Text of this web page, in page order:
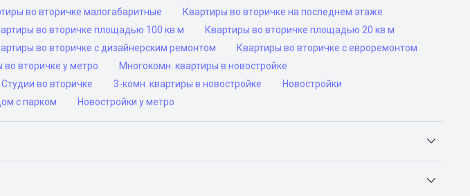
во вторичке малогабаритные
Квартиры во вторичке на последнем этаже
во вторичке площадью 100 кв м
Квартиры во вторичке площадью 20 кв м
во вторичке с дизайнерским ремонтом
Квартиры во вторичке с евроремонтом
во вторичке у метро
Многокомн. квартиры в новостройке
Студии во вторичке 3-комн. квартиры в новостройке
Новостройки
с парком Новостройки у метро